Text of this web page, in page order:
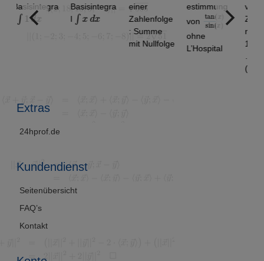
Basisintegra
∫x x
einer
Zahlenfolge
: Summe
mit Nullfolge
estimmung
von
L’Hospital
von
n: 1.9 ,
1.99,
Extras
24hprof.de
Kundendienst
Seitenübersicht
FAQ’s
Kontakt